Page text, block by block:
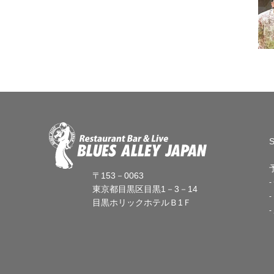
〒153－0063
東京都目黒区目黒1－3－14
目黒ホリックホテルＢ1Ｆ
-
-
-